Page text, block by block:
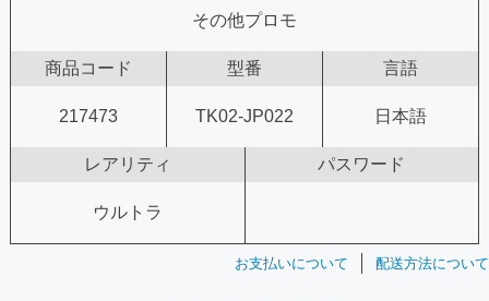
その他プロモ
商品コード 型番 言語
217473 TK02-JP022 日本語
レアリティ パスワード
ウルトラ
お支払いについて 配送方法について